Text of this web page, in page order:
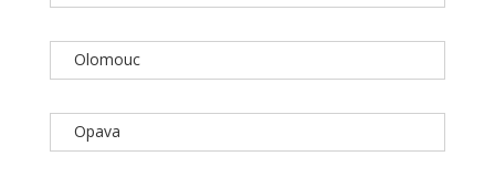
Olomouc
Opava